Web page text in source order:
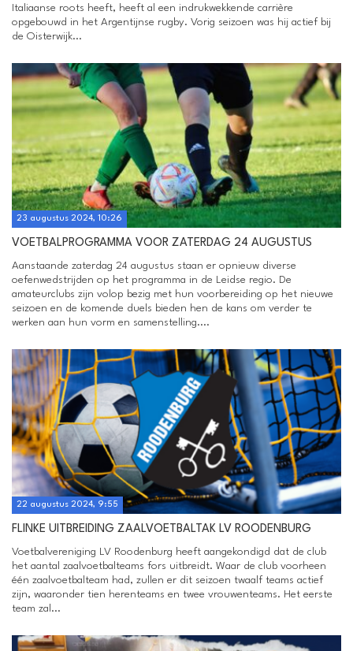
Italiaanse roots heeft, heeft al een indrukwekkende carrière
opgebouwd in het Argentijnse rugby. Vorig seizoen was hij actief bij
de Oisterwijk...
23 augustus 2024, 10:26
VOETBALPROGRAMMA VOOR ZATERDAG 24 AUGUSTUS
Aanstaande zaterdag 24 augustus staan er opnieuw diverse
oefenwedstrijden op het programma in de Leidse regio. De
amateurclubs zijn volop bezig met hun voorbereiding op het nieuwe
seizoen en de komende duels bieden hen de kans om verder te
werken aan hun vorm en samenstelling....
22 augustus 2024, 9:55
FLINKE UITBREIDING ZAALVOETBALTAK LV ROODENBURG
Voetbalvereniging LV Roodenburg heeft aangekondigd dat de club
het aantal zaalvoetbalteams fors uitbreidt. Waar de club voorheen
één zaalvoetbalteam had, zullen er dit seizoen twaalf teams actief
zijn, waaronder tien herenteams en twee vrouwenteams. Het eerste
team zal...